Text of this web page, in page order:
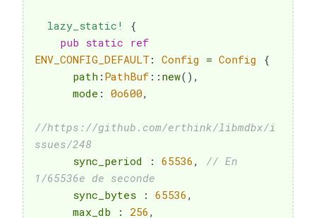
lazy_static!
{
pub static ref
ENV_CONFIG_DEFAULT : Config = Config
{
      path
: PathBuf :: new( ) ,
      mode
: 0o600,
//https://github.com/erthink/libmdbx/i
ssues/248
      sync_period
: 65536 ,
// En
1/65536e de seconde
      sync_bytes
: 65536 ,
      max_db
: 256 ,